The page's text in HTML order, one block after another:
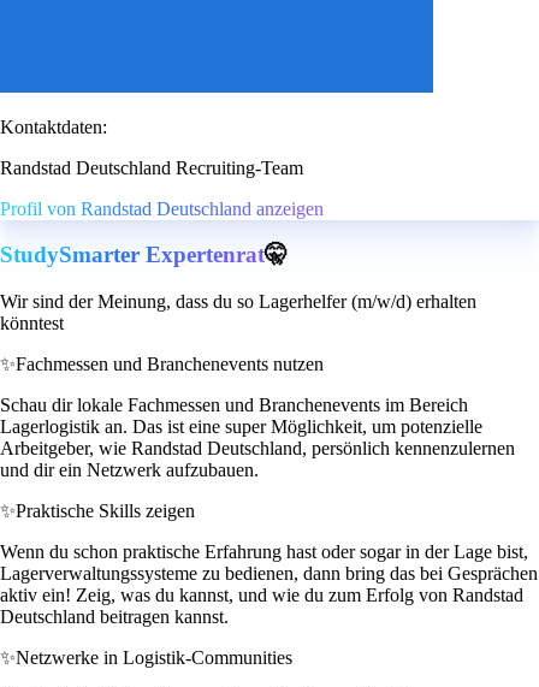
Kontaktdaten:
Randstad Deutschland Recruiting-Team
Profil von Randstad Deutschland anzeigen
StudySmarter Expertenrat🤫
Wir sind der Meinung, dass du so Lagerhelfer (m/w/d) erhalten
könntest
✨Fachmessen und Branchenevents nutzen
Schau dir lokale Fachmessen und Branchenevents im Bereich
Lagerlogistik an. Das ist eine super Möglichkeit, um potenzielle
Arbeitgeber, wie Randstad Deutschland, persönlich kennenzulernen
und dir ein Netzwerk aufzubauen.
✨Praktische Skills zeigen
Wenn du schon praktische Erfahrung hast oder sogar in der Lage bist,
Lagerverwaltungssysteme zu bedienen, dann bring das bei Gesprächen
aktiv ein! Zeig, was du kannst, und wie du zum Erfolg von Randstad
Deutschland beitragen kannst.
✨Netzwerke in Logistik-Communities